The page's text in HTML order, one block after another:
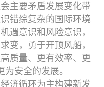
主要矛盾发展变化带
错综复杂的国际环境
遇意识和风险意识，
变，勇于开顶风船，
质量、更有效率、更
安全的发展。
济循环为主构建新发